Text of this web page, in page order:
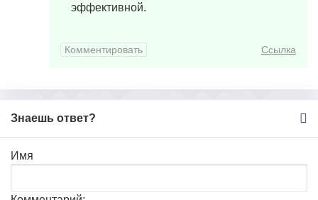
эффективной.
Комментировать Ссылка
Знаешь ответ?
Имя